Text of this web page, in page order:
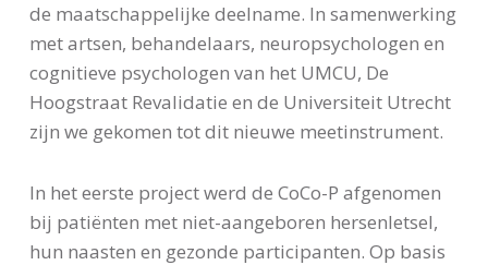
de maatschappelijke deelname. In samenwerking
met artsen, behandelaars, neuropsychologen en
cognitieve psychologen van het UMCU, De
Hoogstraat Revalidatie en de Universiteit Utrecht
zijn we gekomen tot dit nieuwe meetinstrument.
In het eerste project werd de CoCo-P afgenomen
bij patiënten met niet-aangeboren hersenletsel,
hun naasten en gezonde participanten. Op basis